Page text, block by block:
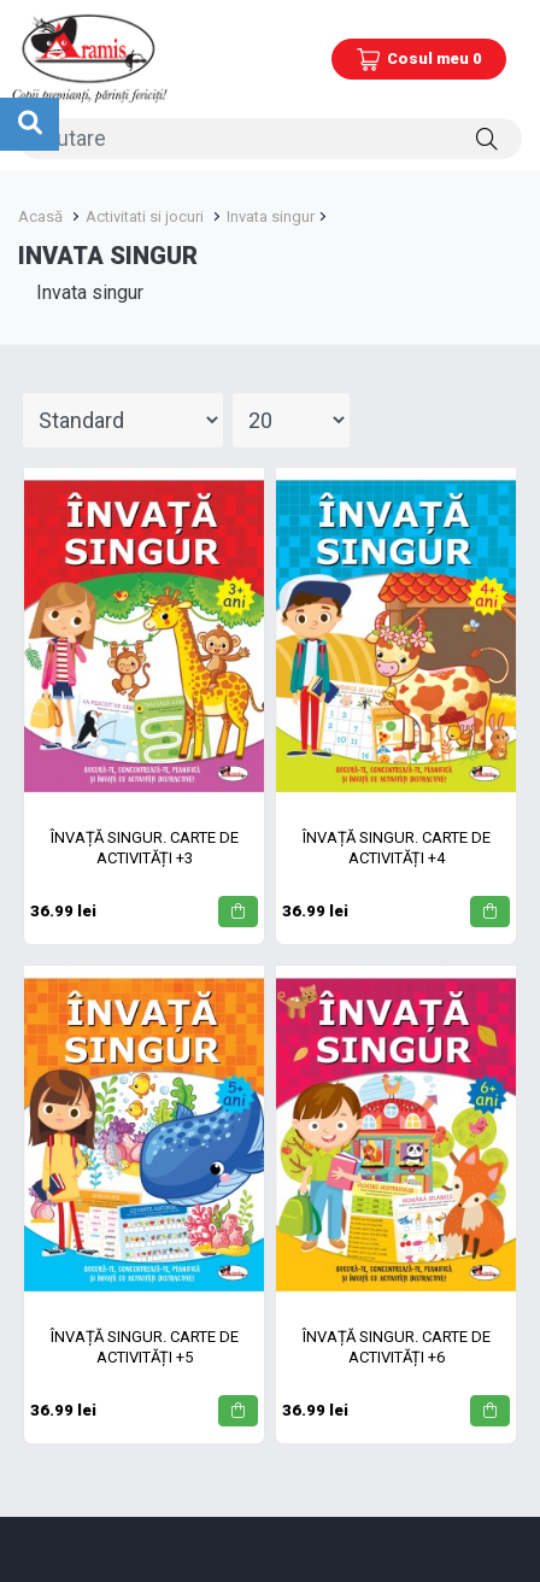
Cosul meu 0
Acasă Activitati si jocuri Invata singur
INVATA SINGUR
Invata singur
ÎNVAȚĂ SINGUR. CARTE DE
ACTIVITĂȚI +3
36.99 lei
ÎNVAȚĂ SINGUR. CARTE DE
ACTIVITĂȚI +4
36.99 lei
ÎNVAȚĂ SINGUR. CARTE DE
ACTIVITĂȚI +5
36.99 lei
ÎNVAȚĂ SINGUR. CARTE DE
ACTIVITĂȚI +6
36.99 lei